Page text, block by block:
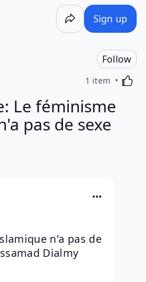
Sign up
Follow
1 item
Le féminisme
pas de sexe
n'a pas de
Dialmy